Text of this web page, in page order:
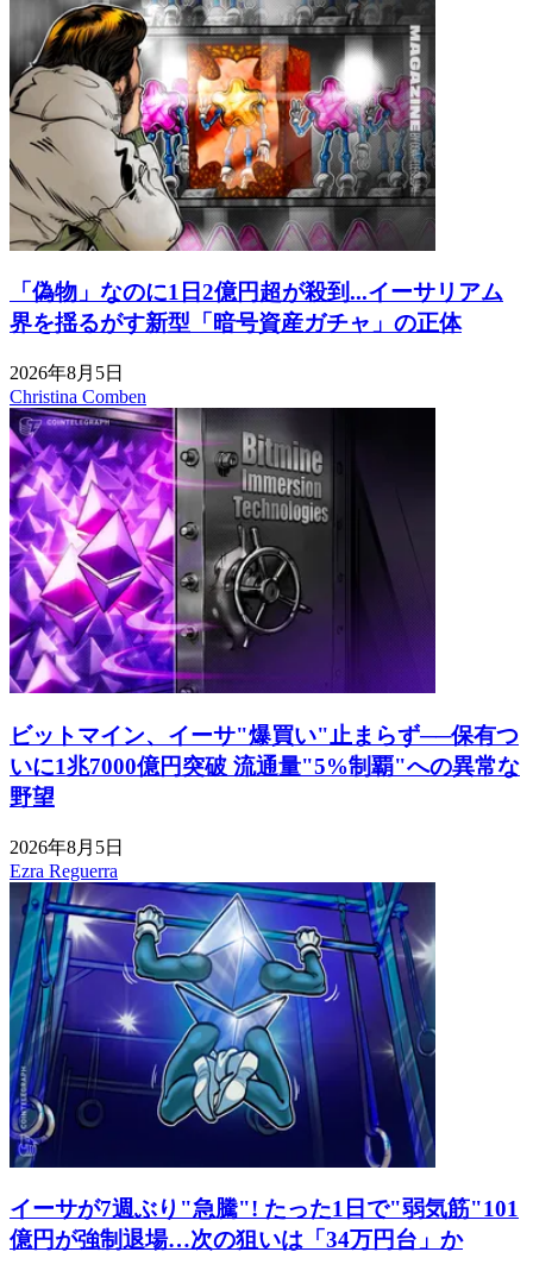
「偽物」なのに1日2億円超が殺到...イーサリアム
界を揺るがす新型「暗号資産ガチャ」の正体
2026年8月5日
Christina Comben
ビットマイン、イーサ"爆買い"止まらず──保有つ
いに1兆7000億円突破 流通量"5%制覇"への異常な
野望
2026年8月5日
Ezra Reguerra
イーサが7週ぶり"急騰"! たった1日で"弱気筋"101
億円が強制退場…次の狙いは「34万円台」か